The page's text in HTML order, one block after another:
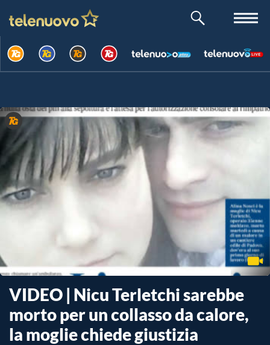
VIDEO | Nicu Terletchi sarebbe
morto per un collasso da calore,
la moglie chiede giustizia